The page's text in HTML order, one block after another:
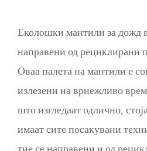
Еколошки мантили за дожд
направени од
Оваа палета на мантили е
излезени на врнежливо
што изгледаат одлично,
имаат сите посакувани